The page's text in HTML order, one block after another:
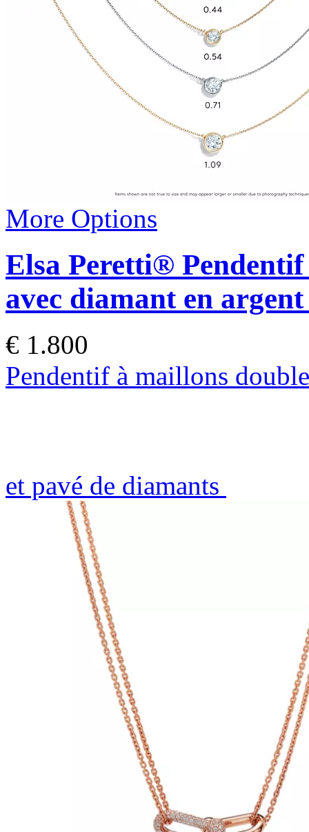
More Options
Elsa Peretti®
avec diamant en
€ 1.800
Pendentif à maillons
et pavé de diamants